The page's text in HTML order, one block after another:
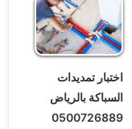
اختبار تمديدات
السباكة بالرياض
0500726889